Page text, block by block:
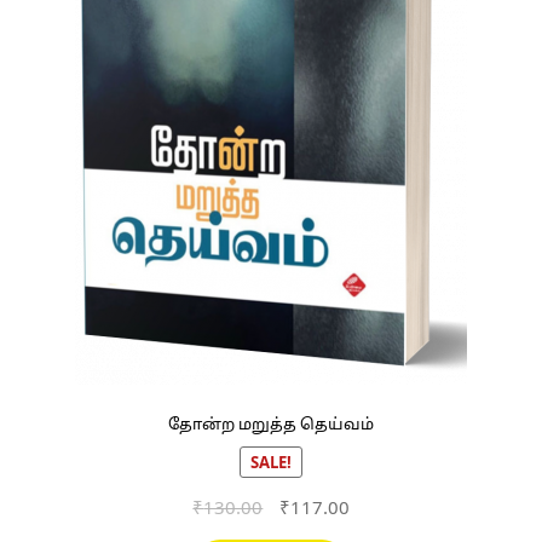
தோன்ற மறுத்த தெய்வம்
SALE!
₹130.00
Original
₹117.00Current